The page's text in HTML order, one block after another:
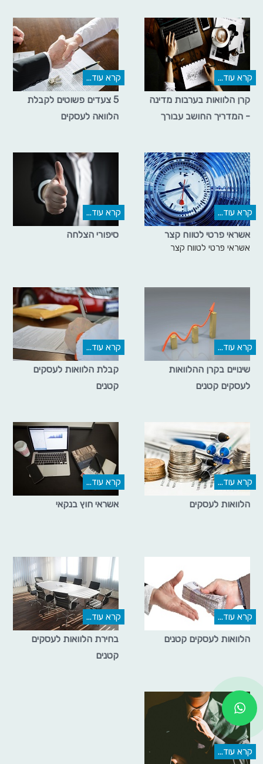
קרא עוד...
קרן הלוואות בערבות מדינה
- המדריך החושב עבורך
קרא עוד...
5 צעדים פשוטים לקבלת
הלוואה לעסקים
קרא עוד...
אשראי פרטי לטווח קצר
אשראי פרטי לטווח קצר
קרא עוד...
סיפורי הצלחה
קרא עוד...
שינויים בקרן ההלוואות
לעסקים קטנים
קרא עוד...
קבלת הלוואות לעסקים
קטנים
קרא עוד...
הלוואות לעסקים
קרא עוד...
אשראי חוץ בנקאי
קרא עוד...
הלוואות לעסקים קטנים
קרא עוד...
בחירת הלוואות לעסקים
קטנים
קרא עוד...